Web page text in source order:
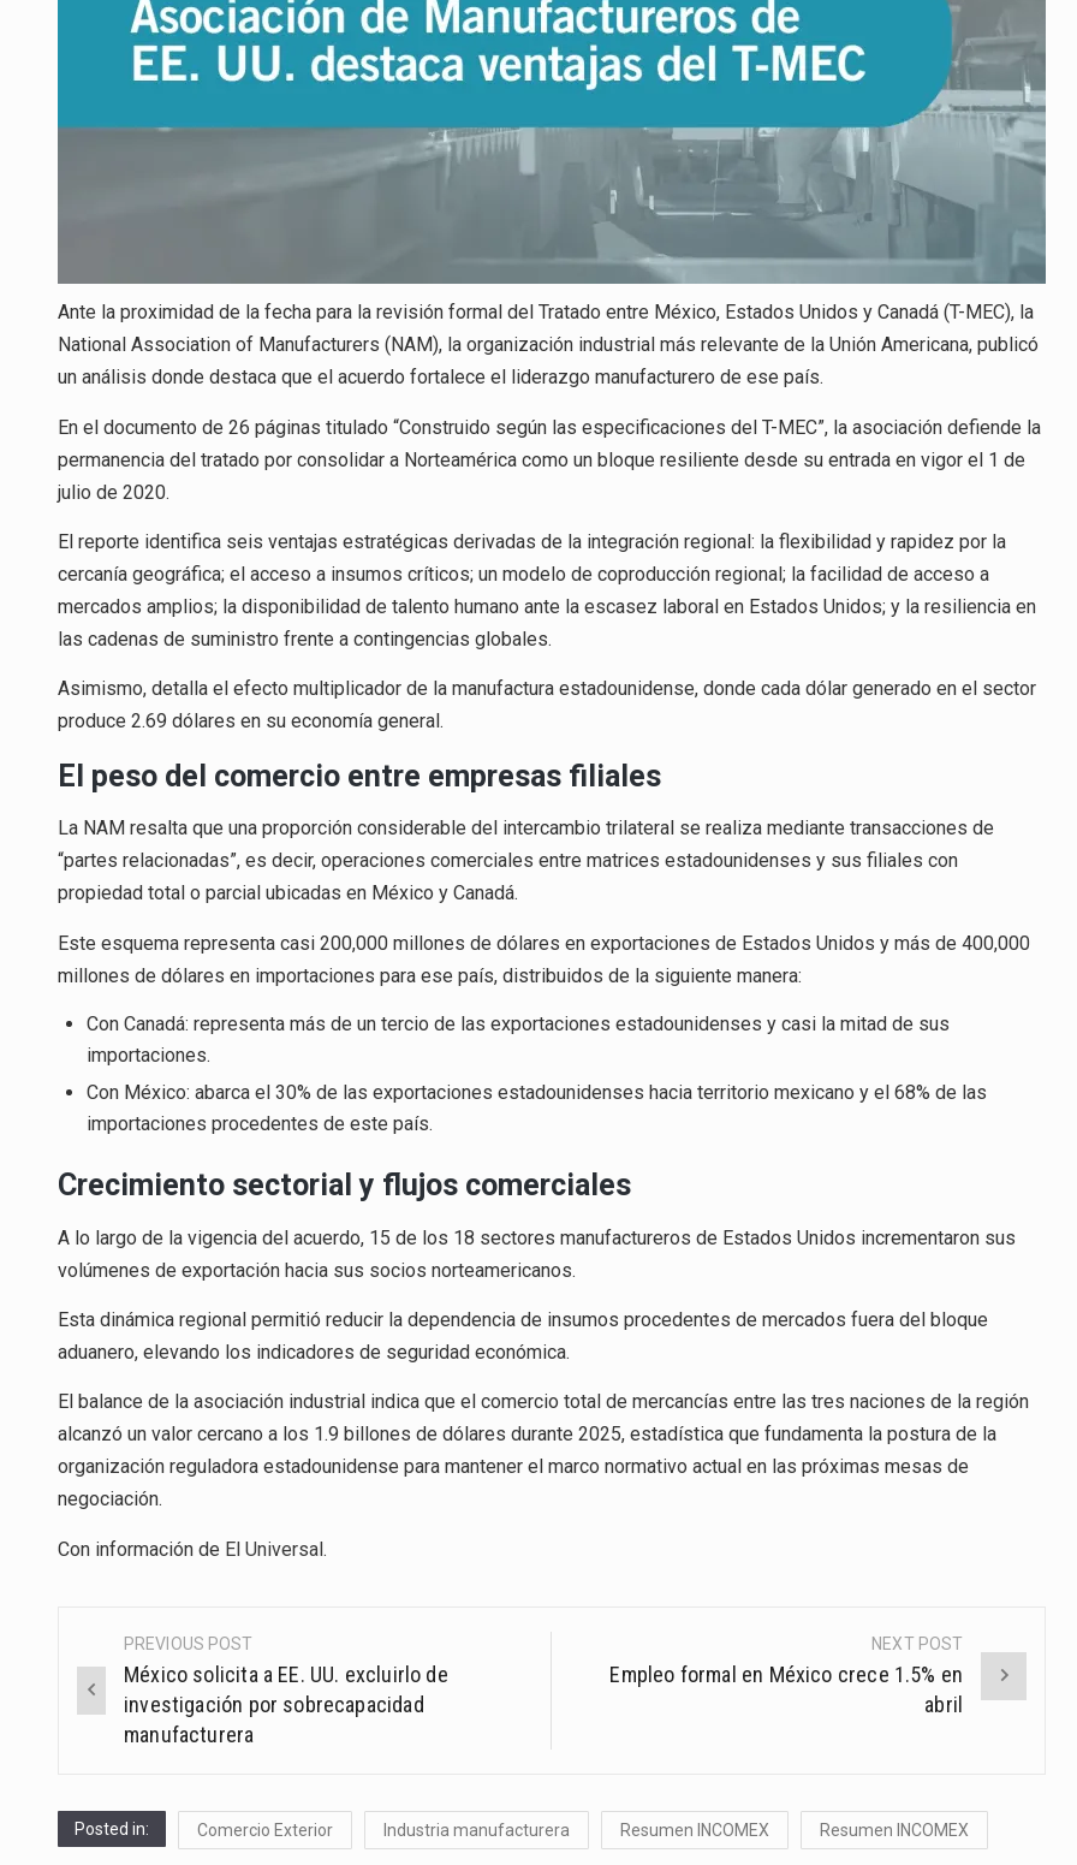
Ante la proximidad de la fecha para la revisión formal del Tratado entre México, Estados Unidos y Canadá (T-MEC), la
National Association of Manufacturers (NAM), la organización industrial más relevante de la Unión Americana, publicó
un análisis donde destaca que el acuerdo fortalece el liderazgo manufacturero de ese país.
En el documento de 26 páginas titulado “Construido según las especificaciones del T-MEC”, la asociación defiende la
permanencia del tratado por consolidar a Norteamérica como un bloque resiliente desde su entrada en vigor el 1 de
julio de 2020.
El reporte identifica seis ventajas estratégicas derivadas de la integración regional: la flexibilidad y rapidez por la
cercanía geográfica; el acceso a insumos críticos; un modelo de coproducción regional; la facilidad de acceso a
mercados amplios; la disponibilidad de talento humano ante la escasez laboral en Estados Unidos; y la resiliencia en
las cadenas de suministro frente a contingencias globales.
Asimismo, detalla el efecto multiplicador de la manufactura estadounidense, donde cada dólar generado en el sector
produce 2.69 dólares en su economía general.
El peso del comercio entre empresas filiales
La NAM resalta que una proporción considerable del intercambio trilateral se realiza mediante transacciones de
“partes relacionadas”, es decir, operaciones comerciales entre matrices estadounidenses y sus filiales con
propiedad total o parcial ubicadas en México y Canadá.
Este esquema representa casi 200,000 millones de dólares en exportaciones de Estados Unidos y más de 400,000
millones de dólares en importaciones para ese país, distribuidos de la siguiente manera:
Con Canadá: representa más de un tercio de las exportaciones estadounidenses y casi la mitad de sus
importaciones.
Con México: abarca el 30% de las exportaciones estadounidenses hacia territorio mexicano y el 68% de las
importaciones procedentes de este país.
Crecimiento sectorial y flujos comerciales
A lo largo de la vigencia del acuerdo, 15 de los 18 sectores manufactureros de Estados Unidos incrementaron sus
volúmenes de exportación hacia sus socios norteamericanos.
Esta dinámica regional permitió reducir la dependencia de insumos procedentes de mercados fuera del bloque
aduanero, elevando los indicadores de seguridad económica.
El balance de la asociación industrial indica que el comercio total de mercancías entre las tres naciones de la región
alcanzó un valor cercano a los 1.9 billones de dólares durante 2025, estadística que fundamenta la postura de la
organización reguladora estadounidense para mantener el marco normativo actual en las próximas mesas de
negociación.
Con información de El Universal.
Post
navigation
PREVIOUS POST
México solicita a EE. UU. excluirlo de
investigación por sobrecapacidad
manufacturera
NEXT POST
Empleo formal en México crece 1.5% en
abril
Posted in: Comercio Exterior Industria manufacturera Resumen INCOMEX Resumen INCOMEX